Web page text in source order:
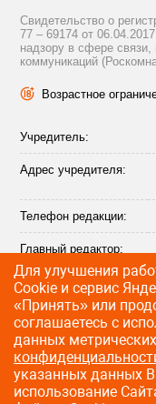
Свидетельство о
77 – 69174 от
надзору в сфере
коммуникаций
Возрастное
Учредитель:
Адрес учредителя:
Телефон редакции:
Главный редактор:
Адрес электронной
почты редакции:
©2009—2026
Для улучшения
Сookie и сервис
«Принять» или
соглашаетесь с
данных
указанных данных
использование